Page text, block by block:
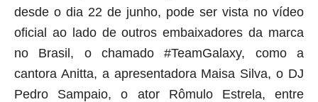
desde o dia 22 de junho, pode ser vista no vídeo
oficial ao lado de outros embaixadores da marca
no Brasil, o chamado #TeamGalaxy, como a
cantora Anitta, a apresentadora Maisa Silva, o DJ
Pedro Sampaio, o ator Rômulo Estrela, entre